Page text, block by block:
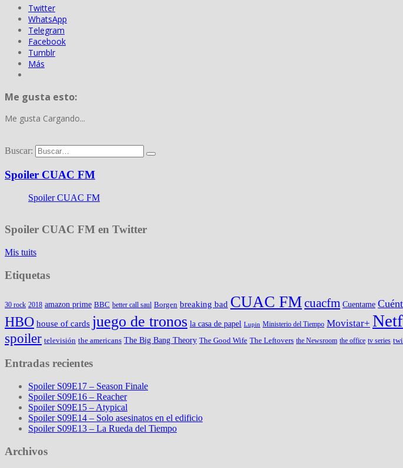
Twitter
WhatsApp
Telegram
Facebook
Tumblr
Más
Me gusta esto:
Me gusta Cargando...
Buscar:
Spoiler CUAC FM
Spoiler CUAC FM
Spoiler CUAC FM en Twitter
Mis tuits
Etiquetas
30 rock 2018 amazon prime BBC better call saul Borgen breaking bad CUAC FMcuacfm Cuentame
HBO house of cards juego de tronos la casa de papel Lupin Ministerio del Tiempo Movistar+
spoiler televisión the americans The Big Bang Theory The Good Wife The Leftovers the Newsroom the office tv series
Entradas recientes
Spoiler S09E17 – Season Finale
Spoiler S09E16 – Reacher
Spoiler S09E15 – Atypical
Spoiler S09E14 – Solo asesinatos en el edificio
Spoiler S09E13 – La Rueda del Tiempo
Archivos